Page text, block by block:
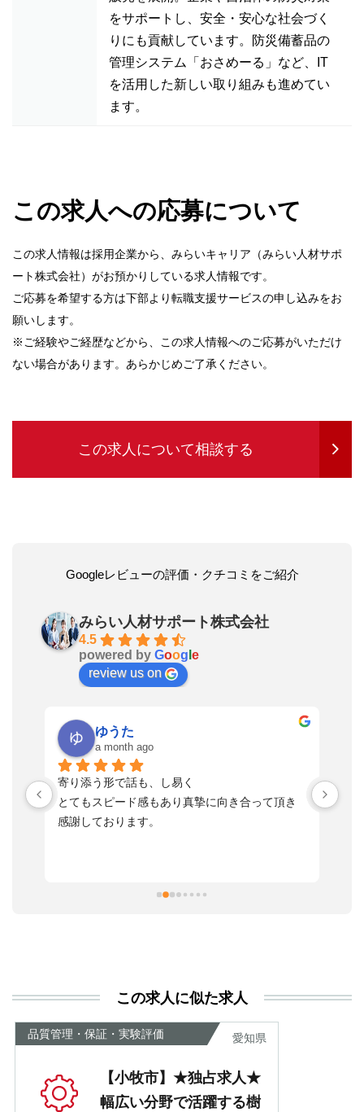
をサポートし、安全・安心な社会づく
りにも貢献しています。防災備蓄品の
管理システム「おさめーる」など、IT
を活用した新しい取り組みも進めてい
ます。
この求人への応募について
この求人情報は採用企業から、みらいキャリア（みらい人材サポ
ート株式会社）がお預かりしている求人情報です。
ご応募を希望する方は下部より転職支援サービスの申し込みをお
願いします。
※ご経験やご経歴などから、この求人情報へのご応募がいただけ
ない場合があります。あらかじめご了承ください。
この求人について相談する
Googleレビューの評価・クチコミをご紹介
みらい人材サポート株式会社
4.5
powered by Goog e
review us on
ゆうた
a month ago
寄り添う形で話も、し易く
とてもスピード感もあり真摯に向き合って頂き
感謝しております。
が
この求人に似た求人
品質管理・保証・実験評価 愛知県
【小牧市】★独占求人★
幅広い分野で活躍する樹